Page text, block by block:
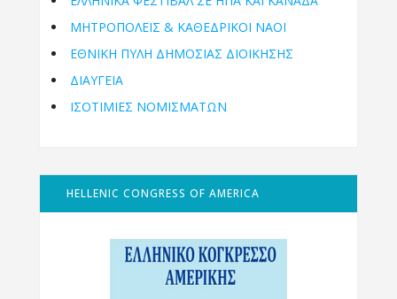
ΜΗΤΡΟΠΌΛΕΙΣ & ΚΑΘΕΔΡΙΚΟΊ ΝΑΟΊ
ΕΘΝΙΚΉ ΠΎΛΗ ΔΗΜΌΣΙΑΣ ΔΙΟΊΚΗΣΗΣ
ΔΙΑΥΓΕΙΑ
ΙΣΟΤΙΜΙΕΣ ΝΟΜΙΣΜΑΤΩΝ
HELLENIC CONGRESS OF AMERICA